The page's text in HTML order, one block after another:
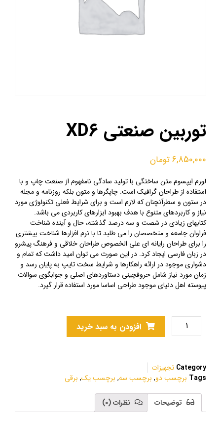
توربین صنعتی XD6
6,850,000تومان
لورم ایپسوم متن ساختگی با تولید سادگی نامفهوم از صنعت چاپ و با
استفاده از طراحان گرافیک است. چاپگرها و متون بلکه روزنامه و مجله
در ستون و سطرآنچنان که لازم است و برای شرایط فعلی تکنولوژی مورد
نیاز و کاربردهای متنوع با هدف بهبود ابزارهای کاربردی می باشد.
کتابهای زیادی در شصت و سه درصد گذشته، حال و آینده شناخت
فراوان جامعه و متخصصان را می طلبد تا با نرم افزارها شناخت بیشتری
را برای طراحان رایانه ای علی الخصوص طراحان خلاقی و فرهنگ پیشرو
در زبان فارسی ایجاد کرد. در این صورت می توان امید داشت که تمام و
دشواری موجود در ارائه راهکارها و شرایط سخت تایپ به پایان رسد و
زمان مورد نیاز شامل حروفچینی دستاوردهای اصلی و جوابگوی سوالات
پیوسته اهل دنیای موجود طراحی اساسا مورد استفاده قرار گیرد.
افزودن به سبد خرید
Category تجهیزات
Tags برچسب دو, برچسب سه, برچسب یک, برقی
توضیحات نظرات (0)